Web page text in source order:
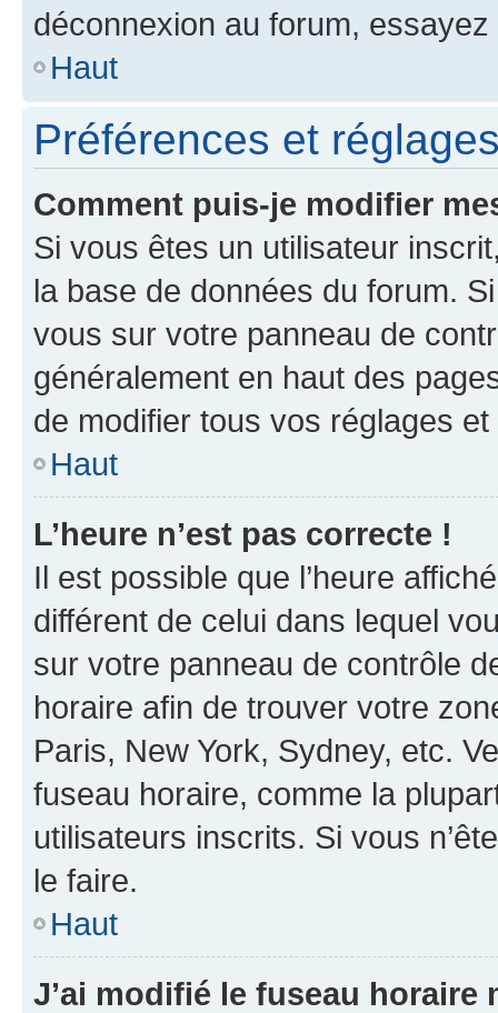
déconnexion au forum,
Haut
Préférences et
Comment puis-je modifier
Si vous êtes un utilisateur
la base de données du forum.
vous sur votre panneau de
généralement en haut des
de modifier tous vos réglages
Haut
L’heure n’est pas correcte !
Il est possible que l’heure
différent de celui dans lequel
sur votre panneau de contrôle
horaire afin de trouver votre
Paris, New York, Sydney, etc.
fuseau horaire, comme la
utilisateurs inscrits. Si vous
le faire.
Haut
J’ai modifié le fuseau horaire